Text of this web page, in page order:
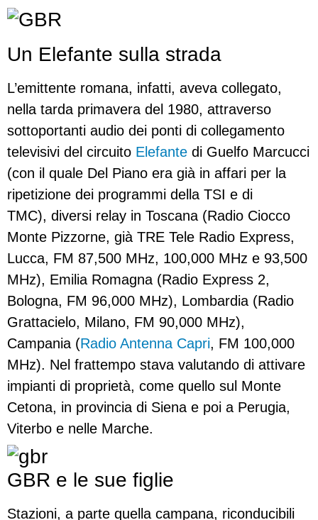
Un Elefante sulla strada
L’emittente romana, infatti, aveva collegato,
nella tarda primavera del 1980, attraverso
sottoportanti audio dei ponti di collegamento
televisivi del circuito Elefante di Guelfo Marcucci
(con il quale Del Piano era già in affari per la
ripetizione dei programmi della TSI e di
TMC), diversi relay in Toscana (Radio Ciocco
Monte Pizzorne, già TRE Tele Radio Express,
Lucca, FM 87,500 MHz, 100,000 MHz e 93,500
MHz), Emilia Romagna (Radio Express 2,
Bologna, FM 96,000 MHz), Lombardia (Radio
Grattacielo, Milano, FM 90,000 MHz),
Campania (Radio Antenna Capri, FM 100,000
MHz). Nel frattempo stava valutando di attivare
impianti di proprietà, come quello sul Monte
Cetona, in provincia di Siena e poi a Perugia,
Viterbo e nelle Marche.
GBR e le sue figlie
Stazioni, a parte quella campana, riconducibili